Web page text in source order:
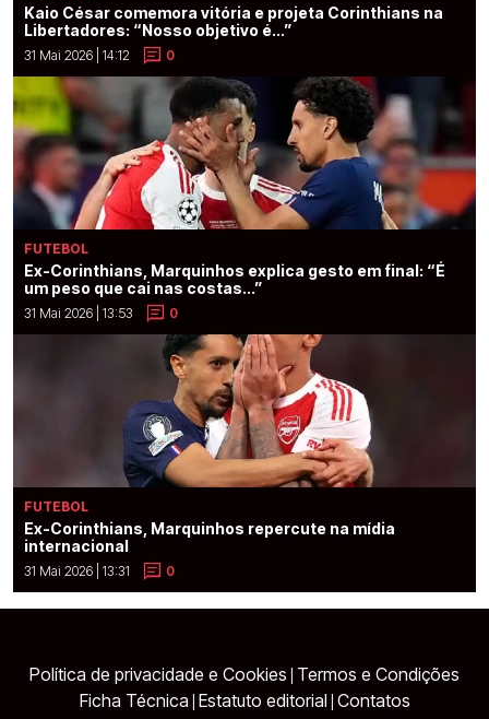
Kaio César comemora vitória e projeta Corinthians na
Libertadores: “Nosso objetivo é...”
31 Mai 2026 | 14:12 0
FUTEBOL
Ex-Corinthians, Marquinhos explica gesto em final: “É
um peso que cai nas costas...”
31 Mai 2026 | 13:53 0
FUTEBOL
Ex-Corinthians, Marquinhos repercute na mídia
internacional
31 Mai 2026 | 13:31 0
Política de privacidade e Cookies Termos e Condições
Ficha Técnica Estatuto editorial Contatos